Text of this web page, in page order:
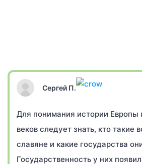
Сергей П.
Для понимания истории Европы
веков следует знать, кто такие
славяне и какие государства
Государственность у них